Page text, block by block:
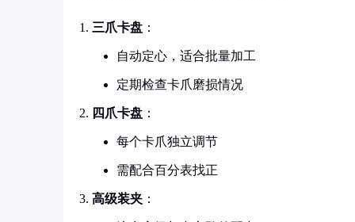
三爪卡盘 ：
自动定心，适合批量加工
定期检查卡爪磨损情况
四爪卡盘 ：
每个卡爪独立调节
需配合百分表找正
高级装夹 ：